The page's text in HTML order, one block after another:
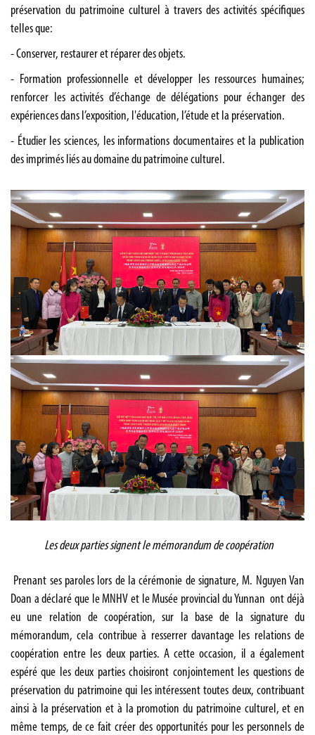
préservation du patrimoine culturel à travers des activités spécifiques
telles que:
- Conserver, restaurer et réparer des objets.
- Formation professionnelle et développer les ressources humaines;
renforcer les activités d’échange de délégations pour échanger des
expériences dans l’exposition, l'éducation, l’étude et la préservation.
- Étudier les sciences, les informations documentaires et la publication
des imprimés liés au domaine du patrimoine culturel.
Les deux parties signent le mémorandum de coopération
Prenant ses paroles lors de la cérémonie de signature, M. Nguyen Van
Doan a déclaré que le MNHV et le Musée provincial du Yunnan ont déjà
eu une relation de coopération, sur la base de la signature du
mémorandum, cela contribue à resserrer davantage les relations de
coopération entre les deux parties. A cette occasion, il a également
espéré que les deux parties choisiront conjointement les questions de
préservation du patrimoine qui les intéressent toutes deux, contribuant
ainsi à la préservation et à la promotion du patrimoine culturel, et en
même temps, de ce fait créer des opportunités pour les personnels de